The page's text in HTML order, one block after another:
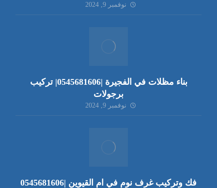
نوفمبر 9, 2024
بناء مظلات في الفجيرة |0545681606| تركيب
برجولات
نوفمبر 9, 2024
فك وتركيب غرف نوم في ام القيوين |0545681606